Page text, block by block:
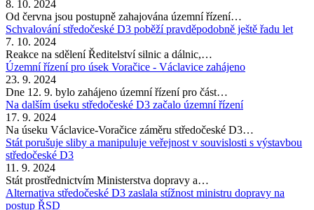
8. 10. 2024
Od června jsou postupně zahajována územní řízení…
Schvalování středočeské D3 poběží pravděpodobně ještě řadu let
7. 10. 2024
Reakce na sdělení Ředitelství silnic a dálnic,…
Územní řízení pro úsek Voračice - Václavice zahájeno
23. 9. 2024
Dne 12. 9. bylo zahájeno územní řízení pro část…
Na dalším úseku středočeské D3 začalo územní řízení
17. 9. 2024
Na úseku Václavice-Voračice záměru středočeské D3…
Stát porušuje sliby a manipuluje veřejnost v souvislosti s výstavbou
středočeské D3
11. 9. 2024
Stát prostřednictvím Ministerstva dopravy a…
Alternativa středočeské D3 zaslala stížnost ministru dopravy na
postup ŘSD